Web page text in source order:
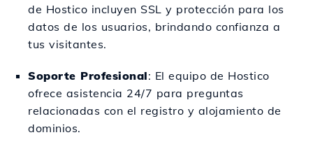
de Hostico incluyen SSL y protección para los
datos de los usuarios, brindando confianza a
tus visitantes.
Soporte Profesional: El equipo de Hostico
ofrece asistencia 24/7 para preguntas
relacionadas con el registro y alojamiento de
dominios.